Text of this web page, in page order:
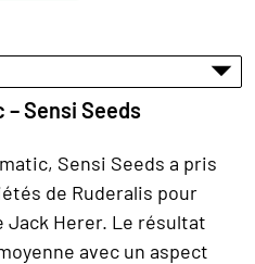
Sensi Seeds
Sensi Seeds a pris
de Ruderalis pour
Jack Herer. Le résultat
avec un aspect